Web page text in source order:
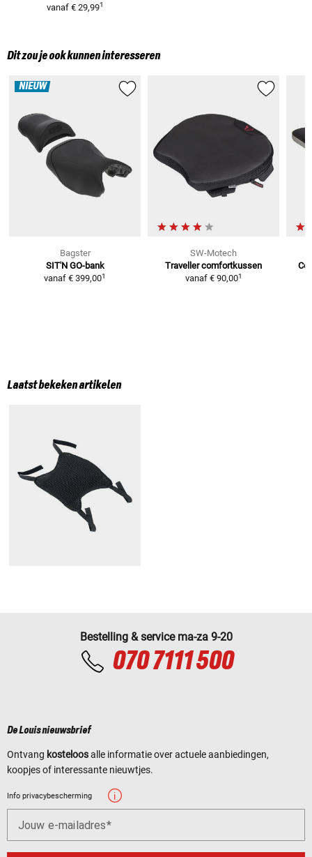
vanaf € 29,991
Dit zou je ook kunnen interesseren
NIEUW
Bagster
SIT'N GO-bank
vanaf € 399,001
SW-Motech
Traveller comfortkussen
vanaf € 90,001
Laatst bekeken artikelen
Bestelling & service ma-za 9-20
070 7111 500
De Louis nieuwsbrief
Ontvang kosteloosalle informatie over actuele aanbiedingen,
koopjes of interessante nieuwtjes.
Info privacybescherming
Jouw e-mailadres